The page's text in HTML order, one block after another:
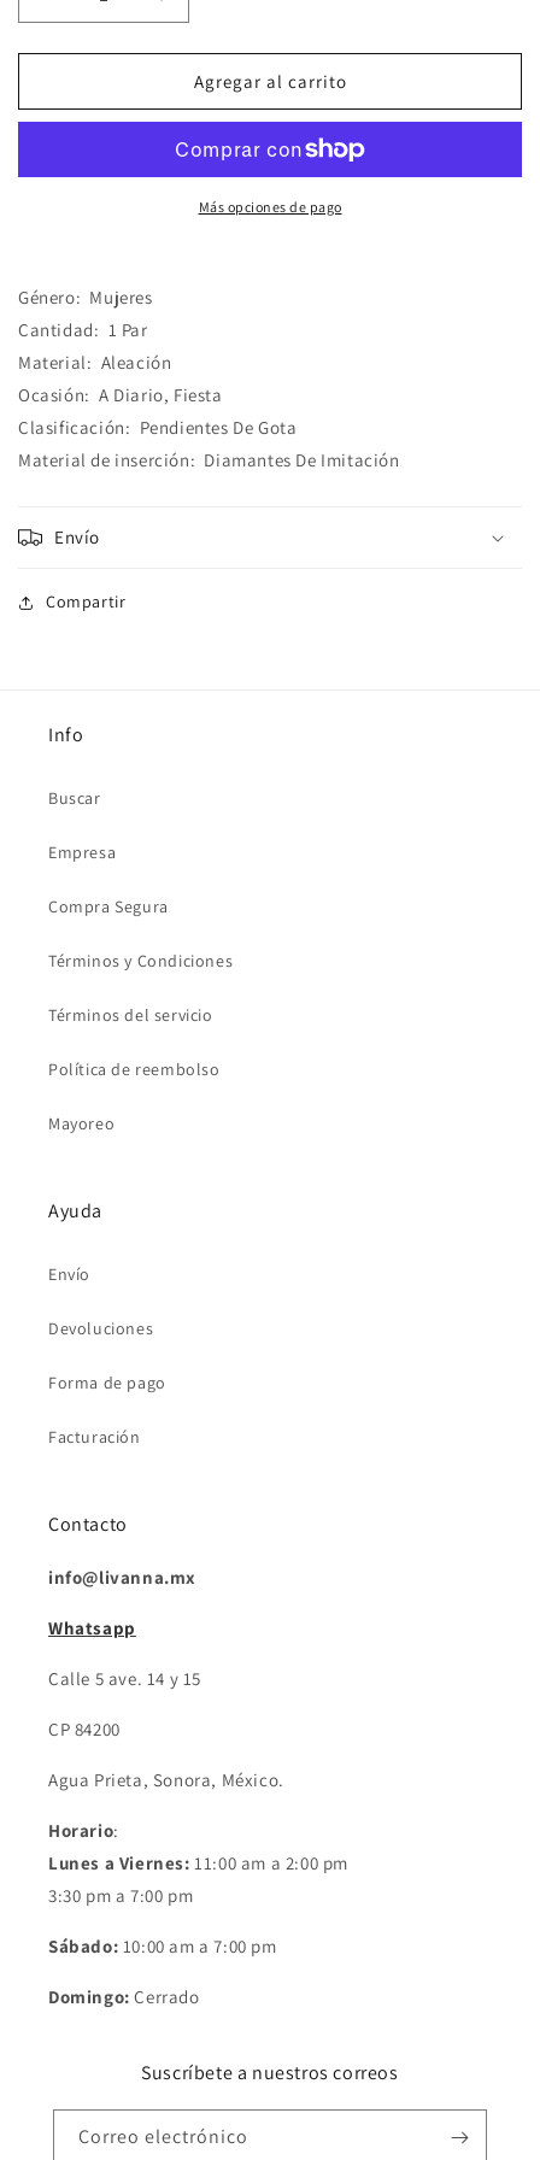
Reducir
cantidad
para
Elegante
Aumentar
cantidad
para
Aretes
Elegante
Agregar al carrito
Más opciones de pago
Género: Mujeres
Cantidad: 1 Par
Material: Aleación
Ocasión: A Diario, Fiesta
Clasificación: Pendientes De Gota
Material de inserción: Diamantes De Imitación
Envío
Compartir
Info
Buscar
Empresa
Compra Segura
Términos y Condiciones
Términos del servicio
Política de reembolso
Mayoreo
Ayuda
Envío
Devoluciones
Forma de pago
Facturación
Contacto
info@livanna.mx
Whatsapp
Calle 5 ave. 14 y 15
CP 84200
Agua Prieta, Sonora, México.
Horario:
Lunes a Viernes: 11:00 am a 2:00 pm
3:30 pm a 7:00 pm
Sábado: 10:00 am a 7:00 pm
Domingo: Cerrado
Suscríbete a nuestros correos
Correo electrónico